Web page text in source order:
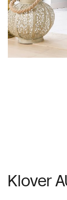
Klover